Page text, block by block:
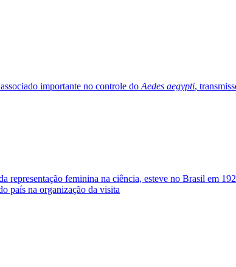
importante no controle do Aedes aegypti,
feminina na ciência, esteve no Brasil em
país na organização da visita